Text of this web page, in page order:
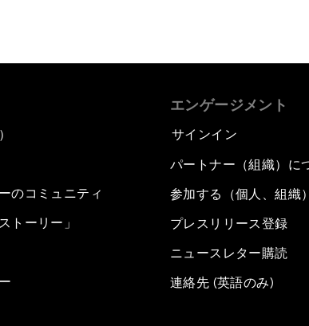
のコミュニティ
トーリー」
エンゲージメント
サインイン
パートナー（組織）に
参加する（個人、組織）
プレスリリース登録
ニュースレター購読
連絡先 (英語のみ)